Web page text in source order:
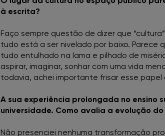
à escrita?
Faço sempre questão de dizer que
tudo está a ser nivelado por baixo. Parece
tudo entulhado na lama e pilhado de
aspirar, imaginar, sonhar com uma vida
todavia, achei importante frisar esse
A sua experiência prolongada no
universidade. Como avalia a evolução
Não presenciei nenhuma transformação